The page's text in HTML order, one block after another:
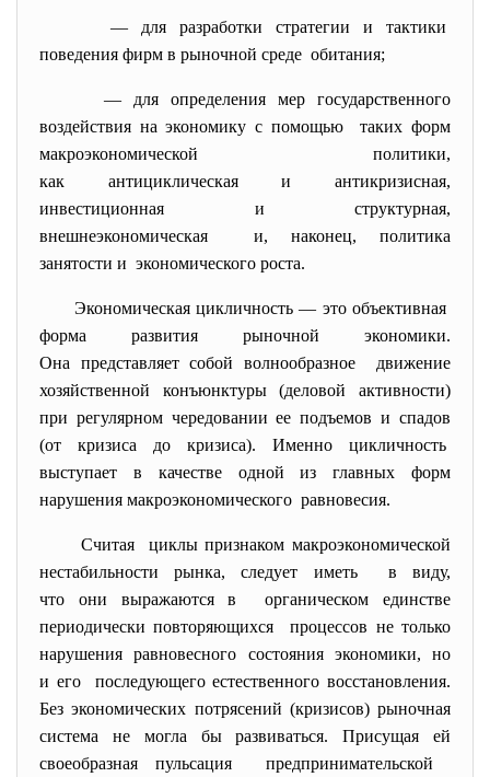
— для разработки стратегии и тактики
поведения фирм в рыночной среде обитания;
— для определения мергосударственного
воздействия на экономику с помощью таких форм
макроэкономической политики,
как антициклическая и антикризисная,
инвестиционная и структурная,
внешнеэкономическая и, наконец, политика
занятости и экономического роста.
Экономическая цикличность — это объективная
форма развития рыночной экономики.
Она представляет собой волнообразное движение
хозяйственной конъюнктуры (деловой активности)
при регулярном чередовании ее подъемов и спадов
(от кризиса до кризиса). Именно цикличность
выступает в качестве одной из главных форм
нарушения макроэкономического равновесия.
Считая циклы признакоммакроэкономической
нестабильности рынка, следует иметь в виду,
что они выражаются в органическом единстве
периодически повторяющихся процессов не только
нарушения равновесного состояния экономики, но
и его последующего естественного восстановления.
Без экономических потрясений (кризисов) рыночная
система не могла бы развиваться. Присущая ей
своеобразная пульсация предпринимательской